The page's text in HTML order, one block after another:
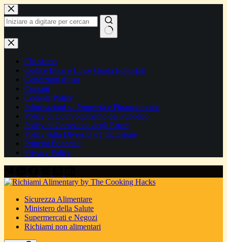
Salta
al
contenuto
Nessun
risultato
Chi siamo
Codice Etico e Linee Guida Editoriali
Condizioni d’uso
Contatti
Cookies Policy
Informazioni su Proprietà e Finanziamento
Policy di Coinvolgimento del Pubblico
Policy di Correzione degli Errori
Policy sulla Diversità e l’Inclusione
Principi Editoriali
Privacy Policy
Sicurezza Alimentare
Ministero della Salute
Supermercati e Negozi
Richiami non alimentari